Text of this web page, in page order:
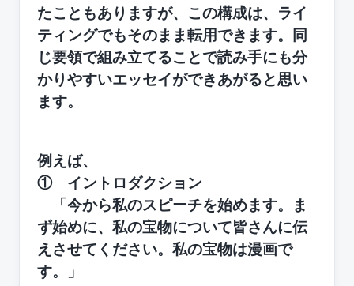
たこともありますが、この構成は、ライ
ティングでもそのまま転用できます。同
じ要領で組み立てることで読み手にも分
かりやすいエッセイができあがると思い
ます。
例えば、
① イントロダクション
「今から私のスピーチを始めます。ま
ず始めに、私の宝物について皆さんに伝
えさせてください。私の宝物は漫画で
す。」